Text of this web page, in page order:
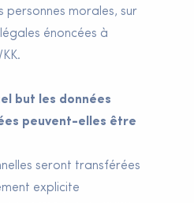
personnes morales, sur
énoncées à
but les données
peuvent-elles être
seront transférées
explicite